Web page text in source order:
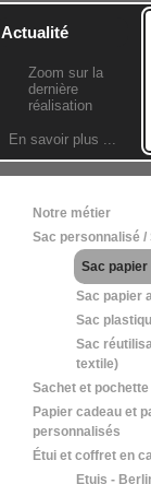
Actualité
Zoom sur la
dernière
réalisation
En savoir plus ...
Notre métier
Sac personnalisé /
Sac papier
Sac papier
Sac
Sac
textile)
Sachet et
Papier cadeau et
personnalisés
Étui et coffret en
Etuis -